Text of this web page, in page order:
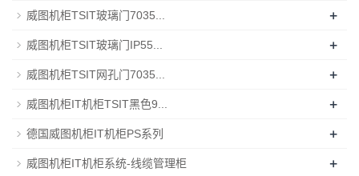
威图机柜TSIT玻璃门7035... +
威图机柜TSIT玻璃门IP55... +
威图机柜TSIT网孔门7035... +
威图机柜IT机柜TSIT黑色9... +
德国威图机柜IT机柜PS系列 +
威图机柜IT机柜系统-线缆管理柜 +